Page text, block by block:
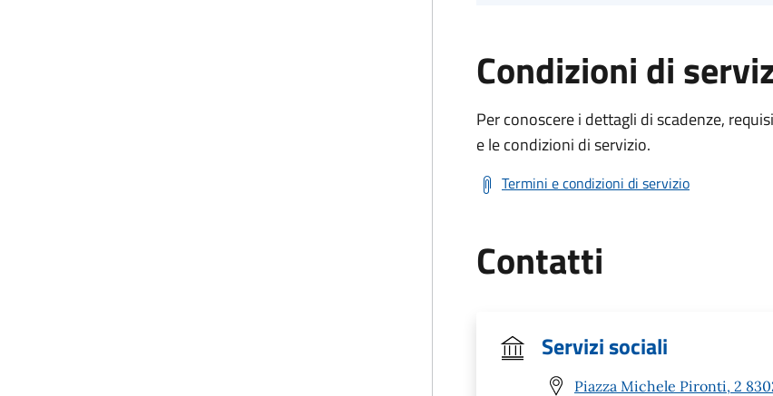
Condizioni di
Per conoscere i dettagli di scadenze,
e le condizioni di servizio.
Termini e condizioni di servizio
Contatti
Servizi sociali
Piazza Michele Pironti, 2